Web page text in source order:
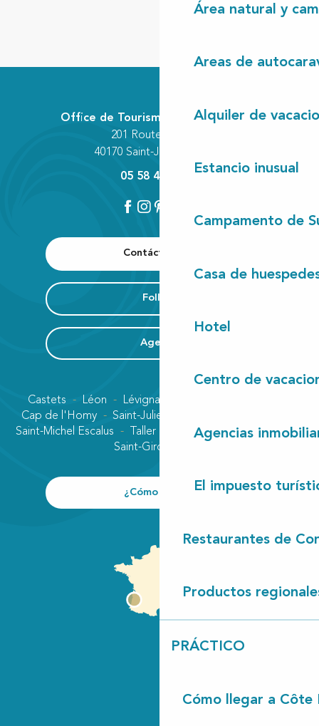
Área natural y
Areas de
Alquiler de
Estancio inusual
Campamento de
Casa de
Hotel
Centro de
Agencias
El impuesto
Restaurantes de
Productos
PRÁCTICO
Cómo llegar a Côte
Contáctenos
Folleto
Agenda
Office de Tourisme Communautaire
201 Route des Lacs
40170 Saint-Julien-en-Born
05 58 42 89 80
Castets Léon Lévignacq
Cap de l'Homy
Saint-Julien-en-Born
Saint-Michel Escalus
Taller
Vielle-Saint-Girons
Saint-Girons plage
¿Cómo llegar?